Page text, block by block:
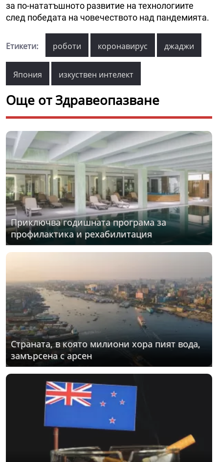
за по-нататъшното развитие на технологиите
след победата на човечеството над пандемията.
Етикети: роботи коронавирус джаджи
Япония изкуствен интелект
Още от Здравеопазване
Приключва годишната програма за
профилактика и рехабилитация
Страната, в която милиони хора пият вода,
замърсена с арсен